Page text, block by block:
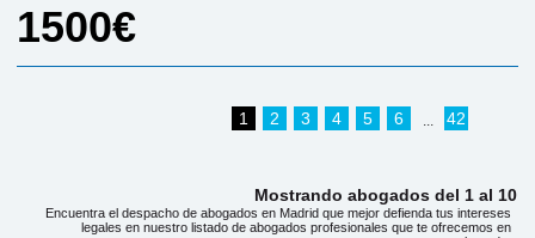
1500€
1 2 3 4 5 6 ... 42
Mostrando abogados del 1 al 10
Encuentra el despacho de abogados en Madrid que mejor defienda tus intereses
legales en nuestro listado de abogados profesionales que te ofrecemos en